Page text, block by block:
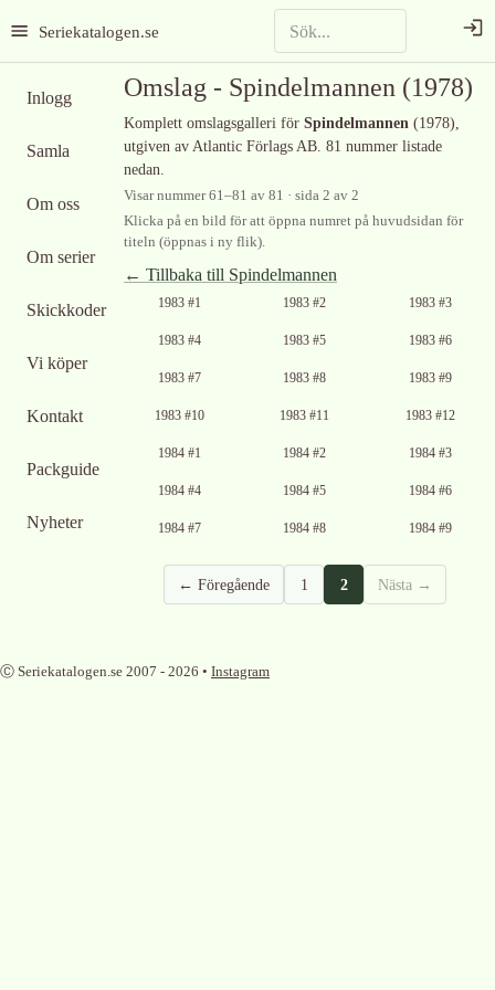
Seriekatalogen.se
Inlogg
Samla
Om oss
Om serier
Skickkoder
Vi köper
Kontakt
Packguide
Nyheter
Omslag - Spindelmannen (1978)
Komplett omslagsgalleri för Spindelmannen (1978),
utgiven av Atlantic Förlags AB. 81 nummer listade
nedan.
Visar nummer61–81 av 81 · sida 2 av 2
Klicka på en bild för att öppna numret på huvudsidan för
titeln (öppnas i ny flik).
← Tillbaka till Spindelmannen
1983 #1 1983 #2 1983 #3
1983 #4 1983 #5 1983 #6
1983 #7 1983 #8 1983 #9
1983 #10 1983 #11 1983 #12
1984 #1 1984 #2 1984 #3
1984 #4 1984 #5 1984 #6
1984 #7 1984 #8 1984 #9
← Föregående 1 2 Nästa →
Ⓒ Seriekatalogen.se 2007 - 2026 • Instagram